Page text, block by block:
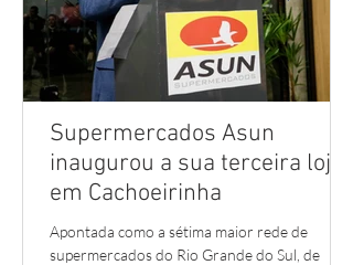
Supermercados Asun
inaugurou a sua terceira loja
em Cachoeirinha
Apontada como a sétima maior rede de
supermercados do Rio Grande do Sul, de